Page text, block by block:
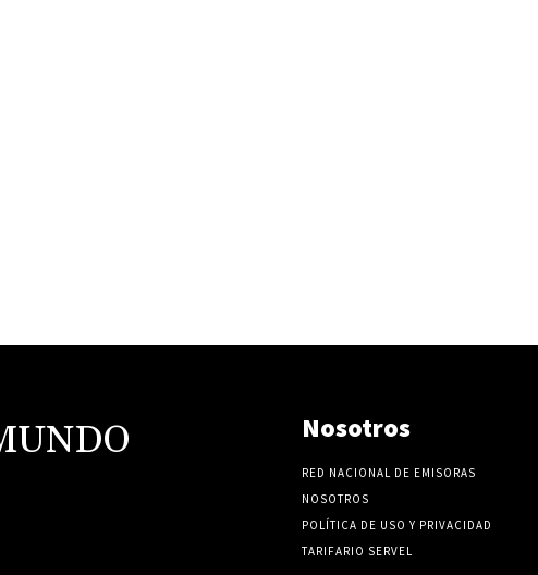
Nosotros
RED NACIONAL DE EMISORAS
NOSOTROS
POLÍTICA DE USO Y PRIVACIDAD
TARIFARIO SERVEL